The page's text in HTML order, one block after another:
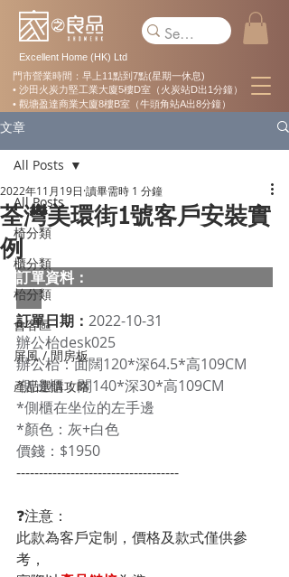
Excellent Home (HK) Ltd
門市營業時間：早上11點到7點(星期一休息)
• 沙田火炭力堅工業大廈5樓D室（火炭站D出1分鐘）
• 觀塘盈達商業大廈8樓B室（牛頭角站A出8分鐘）
文章
All Posts
椅分類
櫃分類
枱分類
會客區
屏風 / 間房板
產品選購攻略
All Posts
荃灣美環街1號客戶安裝實
例
2022年11月19日 讀畢需時 1 分鐘
訂單資料：
訂單日期： 2022-10-31
辦公枱desk025
辦公枱：面闊120*深64.5*高109CM
側邊櫃：闊140*深30*高109CM
*側櫃在坐位的左手邊
*顏色：灰+白色
價錢：$1950
------------------------------------
❓注意：
此款為客戶定制，價格及款式僅供參
考，